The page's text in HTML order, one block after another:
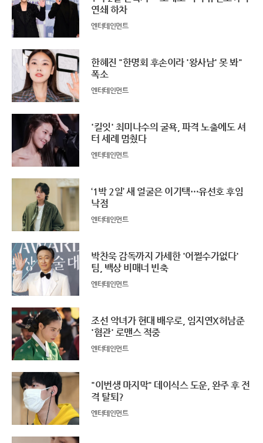
연쇄 하차
엔터테인먼트
한혜진 "한명회 후손이라 '왕사남' 못 봐"
폭소
엔터테인먼트
'킬잇' 최미나수의 굴욕, 파격 노출에도 셔
터 세례 멈췄다
엔터테인먼트
‘1박 2일’ 새 얼굴은 이기택…유선호 후임
낙점
엔터테인먼트
박찬욱 감독까지 가세한 '어쩔수가없다'
팀, 백상 비매너 빈축
엔터테인먼트
조선 악녀가 현대 배우로, 임지연X허남준
'혐관' 로맨스 적중
엔터테인먼트
"이번생 마지막" 데이식스 도운, 완주 후 전
격 탈퇴?
엔터테인먼트